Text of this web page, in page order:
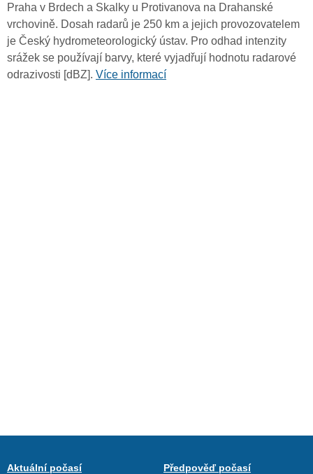
Praha v Brdech a Skalky u Protivanova na Drahanské
vrchovině. Dosah radarů je 250 km a jejich provozovatelem
je Český hydrometeorologický ústav. Pro odhad intenzity
srážek se používají barvy, které vyjadřují hodnotu radarové
odrazivosti [dBZ]. Více informací
Aktuální počasí
Předpověď počasí